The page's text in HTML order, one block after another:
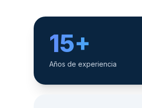
15+
Años de experiencia